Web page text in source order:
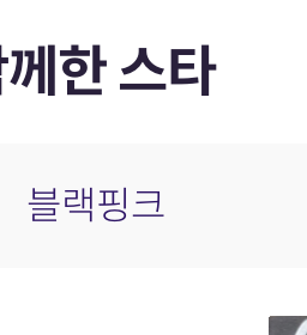
한 스타
블랙핑크